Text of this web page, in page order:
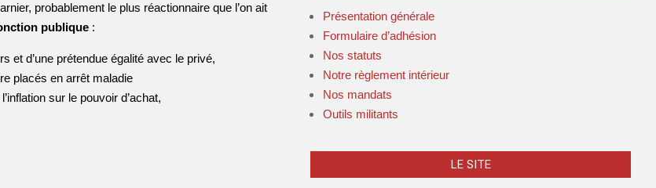
probablement le plus réactionnaire que l’on ait
publique :
et d’une prétendue égalité avec le privé,
placés en arrêt maladie
sur le pouvoir d’achat,
Présentation générale
Formulaire d’adhésion
Nos statuts
Notre règlement intérieur
Nos mandats
Outils militants
LE SITE